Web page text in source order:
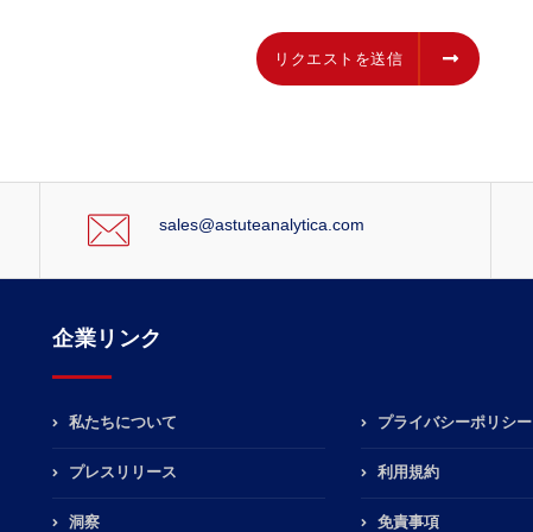
リクエストを送信
sales@astuteanalytica.com
企業リンク
私たちについて
プレスリリース
洞察
プライバシーポリシー
利用規約
免責事項